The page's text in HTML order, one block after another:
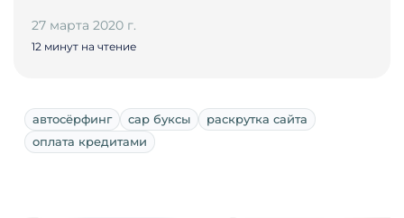
27 марта 2020 г.
12 минут на чтение
автосёрфинг сар буксы
раскрутка сайта
оплата кредитами